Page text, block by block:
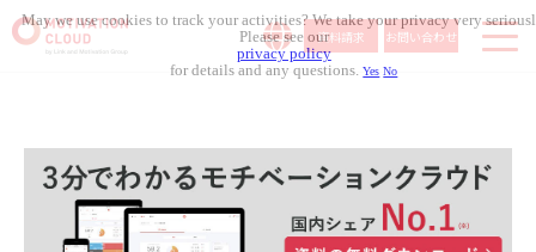
資料請求 お問い合わせ
料金体系
無料セミナー
May we use cookies to track your activities? We take your privacy very
Please see our
privacy policy
for details and any questions.Yes No